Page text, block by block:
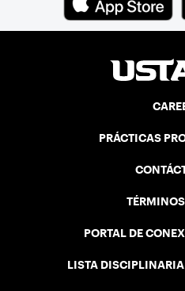
PRÁCTICAS
PORTAL DE
LISTA DISCIPLINARIA